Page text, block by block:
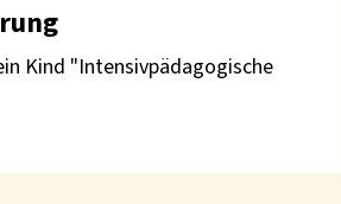
Kind "Intensivpädagogische